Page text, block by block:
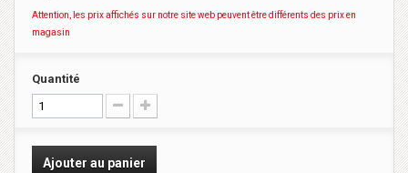
Attention, les prix affichés sur notre site web peuvent être différents des prix en
magasin
Quantité
Ajouter au panier